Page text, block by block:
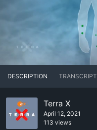
DESCRIPTION TRANSCRIPT
Terra X
April 12, 2021
113 views